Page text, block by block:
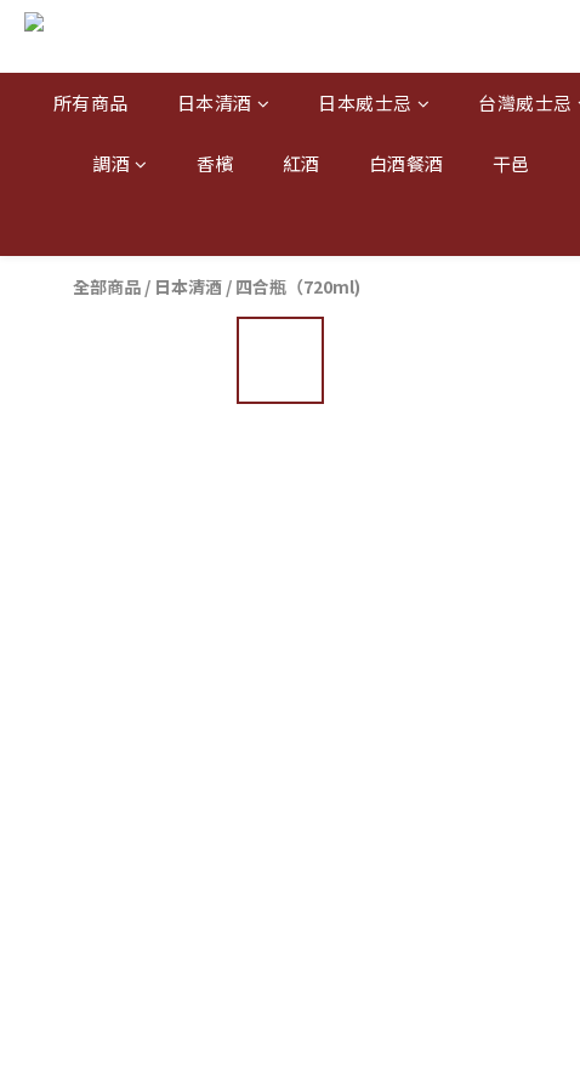
所有商品 日本清酒 日本威士忌 台灣威士忌
調酒 香檳 紅酒 白酒餐酒 干邑
全部商品 / 日本清酒 / 四合瓶（720ml)